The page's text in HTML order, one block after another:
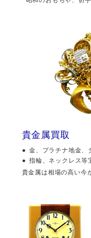
貴金属買取
金、プラチナ地金、
指輪、ネックレス等
貴金属は相場の高い今